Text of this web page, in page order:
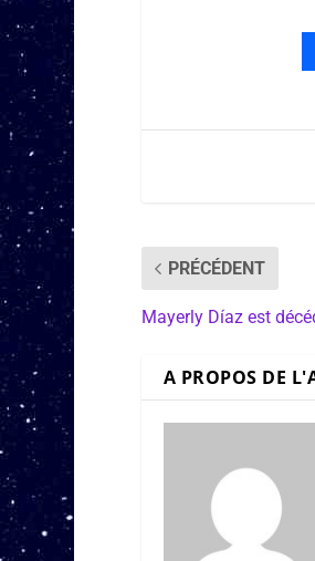
PRÉCÉDENT
Mayerly Díaz est
A PROPOS DE